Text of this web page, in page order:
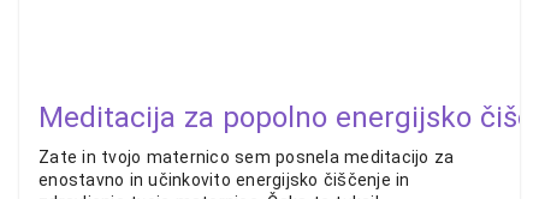
Meditacija za popolno energijsko
Zate in tvojo maternico sem posnela meditacijo za
enostavno in učinkovito energijsko čiščenje in